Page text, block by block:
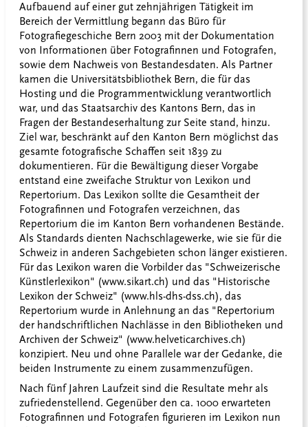
Aufbauend auf einer gut zehnjährigen Tätigkeit im
Bereich der Vermittlung begann das Büro für
Fotografiegeschiche Bern 2003 mit der Dokumentation
von Informationen über Fotografinnen und Fotografen,
sowie dem Nachweis von Bestandesdaten. Als Partner
kamen die Universitätsbibliothek Bern, die für das
Hosting und die Programmentwicklung verantwortlich
war, und das Staatsarchiv des Kantons Bern, das in
Fragen der Bestandeserhaltung zur Seite stand, hinzu.
Ziel war, beschränkt auf den Kanton Bern möglichst das
gesamte fotografische Schaffen seit 1839 zu
dokumentieren. Für die Bewältigung dieser Vorgabe
entstand eine zweifache Struktur von Lexikon und
Repertorium. Das Lexikon sollte die Gesamtheit der
Fotografinnen und Fotografen verzeichnen, das
Repertorium die im Kanton Bern vorhandenen Bestände.
Als Standards dienten Nachschlagewerke, wie sie für die
Schweiz in anderen Sachgebieten schon länger existieren.
Für das Lexikon waren die Vorbilder das "Schweizerische
Künstlerlexikon" (www.sikart.ch) und das "Historische
Lexikon der Schweiz" (www.hls-dhs-dss.ch), das
Repertorium wurde in Anlehnung an das "Repertorium
der handschriftlichen Nachlässe in den Bibliotheken und
Archiven der Schweiz" (www.helveticarchives.ch)
konzipiert. Neu und ohne Parallele war der Gedanke, die
beiden Instrumente zu einem zusammenzufügen.
Nach fünf Jahren Laufzeit sind die Resultate mehr als
zufriedenstellend. Gegenüber den ca. 1000 erwarteten
Fotografinnen und Fotografen figurieren im Lexikon nun